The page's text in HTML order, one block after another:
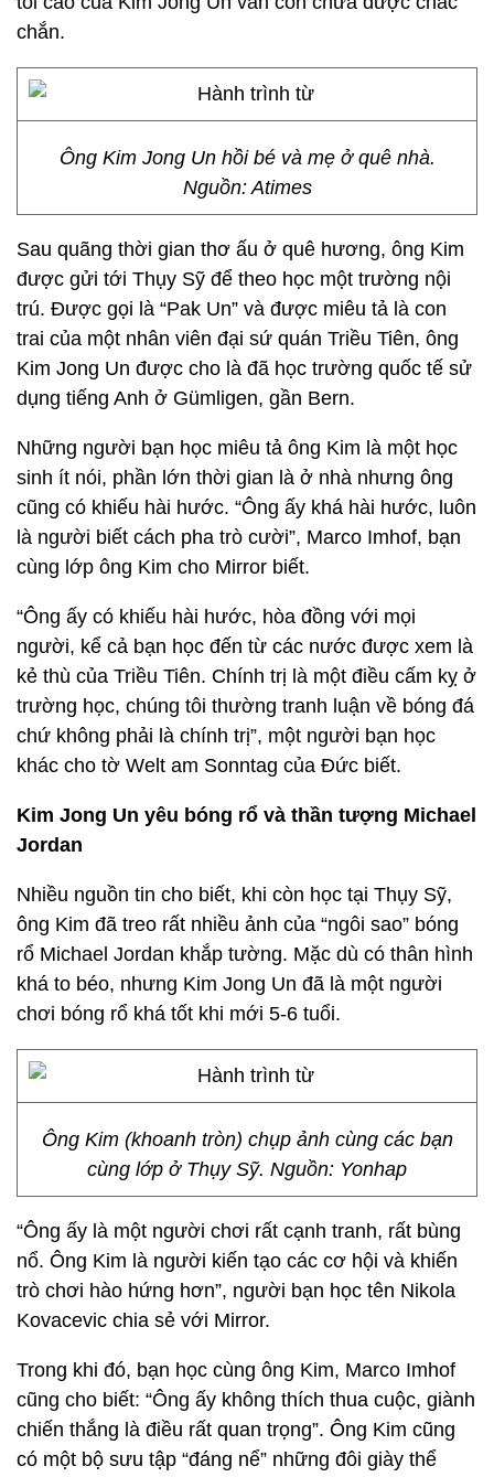
chắn.
Ông Kim Jong Un hồi bé và mẹ ở quê nhà.
Nguồn: Atimes
Sau quãng thời gian thơ ấu ở quê hương, ông Kim
được gửi tới Thụy Sỹ để theo học một trường nội
trú. Được gọi là “Pak Un” và được miêu tả là con
trai của một nhân viên đại sứ quán Triều Tiên, ông
Kim Jong Un được cho là đã học trường quốc tế sử
dụng tiếng Anh ở Gümligen, gần Bern.
Những người bạn học miêu tả ông Kim là một học
sinh ít nói, phần lớn thời gian là ở nhà nhưng ông
cũng có khiếu hài hước. “Ông ấy khá hài hước, luôn
là người biết cách pha trò cười”, Marco Imhof, bạn
cùng lớp ông Kim cho Mirror biết.
“Ông ấy có khiếu hài hước, hòa đồng với mọi
người, kể cả bạn học đến từ các nước được xem là
kẻ thù của Triều Tiên. Chính trị là một điều cấm kỵ ở
trường học, chúng tôi thường tranh luận về bóng đá
chứ không phải là chính trị”, một người bạn học
khác cho tờ Welt am Sonntag của Đức biết.
Kim Jong Un yêu bóng rổ và thần tượng Michael
Jordan
Nhiều nguồn tin cho biết, khi còn học tại Thụy Sỹ,
ông Kim đã treo rất nhiều ảnh của “ngôi sao” bóng
rổ Michael Jordan khắp tường. Mặc dù có thân hình
khá to béo, nhưng Kim Jong Un đã là một người
chơi bóng rổ khá tốt khi mới 5-6 tuổi.
Ông Kim (khoanh tròn) chụp ảnh cùng các bạn
cùng lớp ở Thụy Sỹ. Nguồn: Yonhap
“Ông ấy là một người chơi rất cạnh tranh, rất bùng
nổ. Ông Kim là người kiến tạo các cơ hội và khiến
trò chơi hào hứng hơn”, người bạn học tên Nikola
Kovacevic chia sẻ với Mirror.
Trong khi đó, bạn học cùng ông Kim, Marco Imhof
cũng cho biết: “Ông ấy không thích thua cuộc, giành
chiến thắng là điều rất quan trọng”. Ông Kim cũng
có một bộ sưu tập “đáng nể” những đôi giày thể